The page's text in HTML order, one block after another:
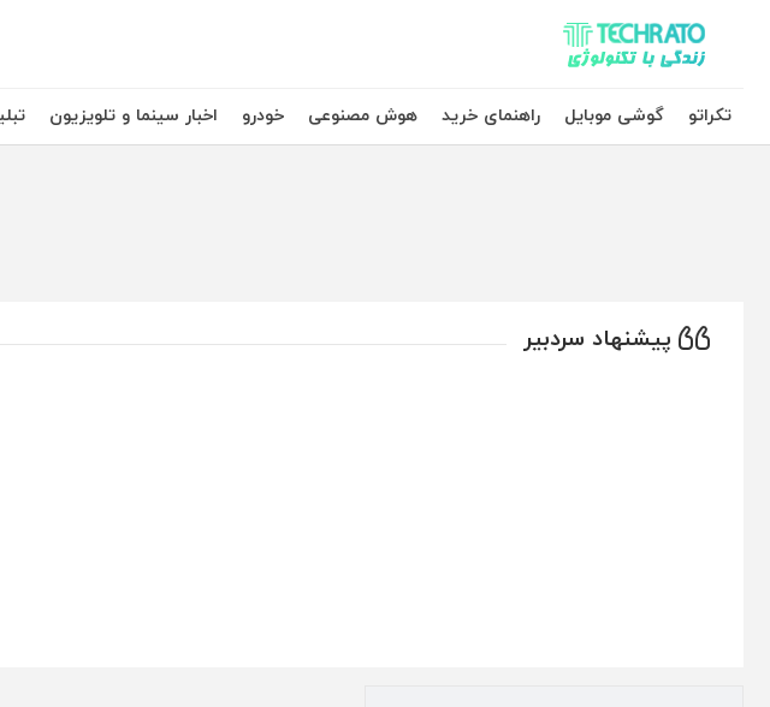
تکراتو – زندگی با تکنولوژی
تکراتو
گوشی موبایل راهنمای خرید هوش مصنوعی خودرو اخبار سینما و تلویزیون
پیشنهاد سردبیر